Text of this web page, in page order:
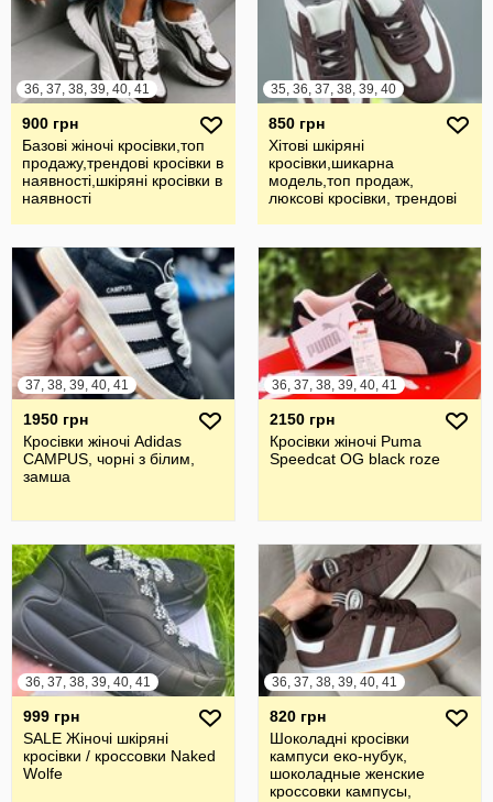
36, 37, 38, 39, 40, 41
900 грн
Базові жіночі кросівки,топ
продажу,трендові кросівки в
наявності,шкіряні кросівки в
наявності
35, 36, 37, 38, 39, 40
850 грн
Хітові шкіряні
кросівки,шикарна
модель,топ продаж,
люксові кросівки, трендові
37, 38, 39, 40, 41
1950 грн
Кросівки жіночі Adidas
CAMPUS, чорні з білим,
замша
36, 37, 38, 39, 40, 41
2150 грн
Кросівки жіночі Puma
Speedcat OG black roze
36, 37, 38, 39, 40, 41
999 грн
SALE Жіночі шкіряні
кросівки / кроссовки Naked
Wolfe
36, 37, 38, 39, 40, 41
820 грн
Шоколадні кросівки
кампуси еко-нубук,
шоколадные женские
кроссовки кампусы,